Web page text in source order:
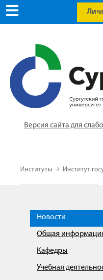
Версия сайта для
Институты Институт
Новости
Общая
Кафедры
Учебная